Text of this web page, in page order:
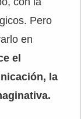
Pero
en
el
la